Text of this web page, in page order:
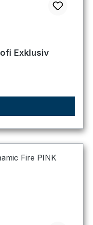
5 von 5 Sternen
Exklusiv